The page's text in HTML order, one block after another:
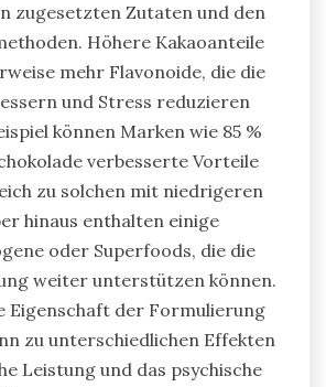
zugesetzten Zutaten und den
Höhere Kakaoanteile
mehr Flavonoide, die die
und Stress reduzieren
können Marken wie 85 %
verbesserte Vorteile
zu solchen mit niedrigeren
hinaus enthalten einige
oder Superfoods, die die
weiter unterstützen können.
Eigenschaft der Formulierung
zu unterschiedlichen Effekten
Leistung und das psychische